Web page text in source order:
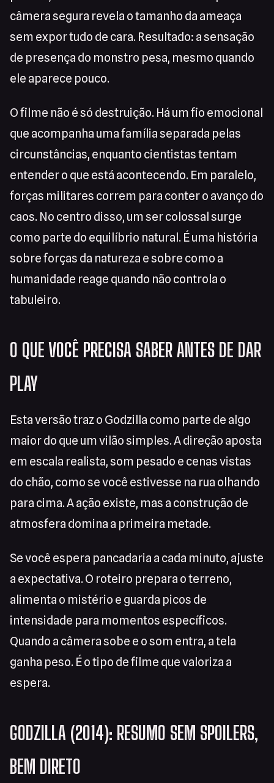
câmera segura revela o tamanho da ameaça
sem expor tudo de cara. Resultado: a sensação
de presença do monstro pesa, mesmo quando
ele aparece pouco.
O filme não é só destruição. Há um fio emocional
que acompanha uma família separada pelas
circunstâncias, enquanto cientistas tentam
entender o que está acontecendo. Em paralelo,
forças militares correm para conter o avanço do
caos. No centro disso, um ser colossal surge
como parte do equilíbrio natural. É uma história
sobre forças da natureza e sobre como a
humanidade reage quando não controla o
tabuleiro.
O QUE VOCÊ PRECISA SABER ANTES DE DAR
PLAY
Esta versão traz o Godzilla como parte de algo
maior do que um vilão simples. A direção aposta
em escala realista, som pesado e cenas vistas
do chão, como se você estivesse na rua olhando
para cima. A ação existe, mas a construção de
atmosfera domina a primeira metade.
Se você espera pancadaria a cada minuto, ajuste
a expectativa. O roteiro prepara o terreno,
alimenta o mistério e guarda picos de
intensidade para momentos específicos.
Quando a câmera sobe e o som entra, a tela
ganha peso. É o tipo de filme que valoriza a
espera.
GODZILLA (2014): RESUMO SEM SPOILERS,
BEM DIRETO